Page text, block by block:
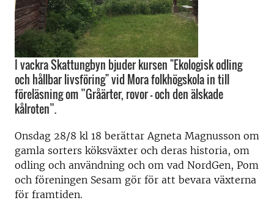
I vackra Skattungbyn bjuder kursen "Ekologisk odling
och hållbar livsföring" vid Mora folkhögskola in till
föreläsning om ”Gråärter, rovor - och den älskade
kålroten”.
Onsdag 28/8 kl 18 berättar Agneta Magnusson om
gamla sorters köksväxter och deras historia, om
odling och användning och om vad NordGen, Pom
och föreningen Sesam gör för att bevara växterna
för framtiden.